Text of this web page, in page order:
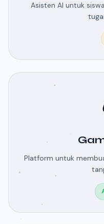
Asisten AI untuk
Platform untuk